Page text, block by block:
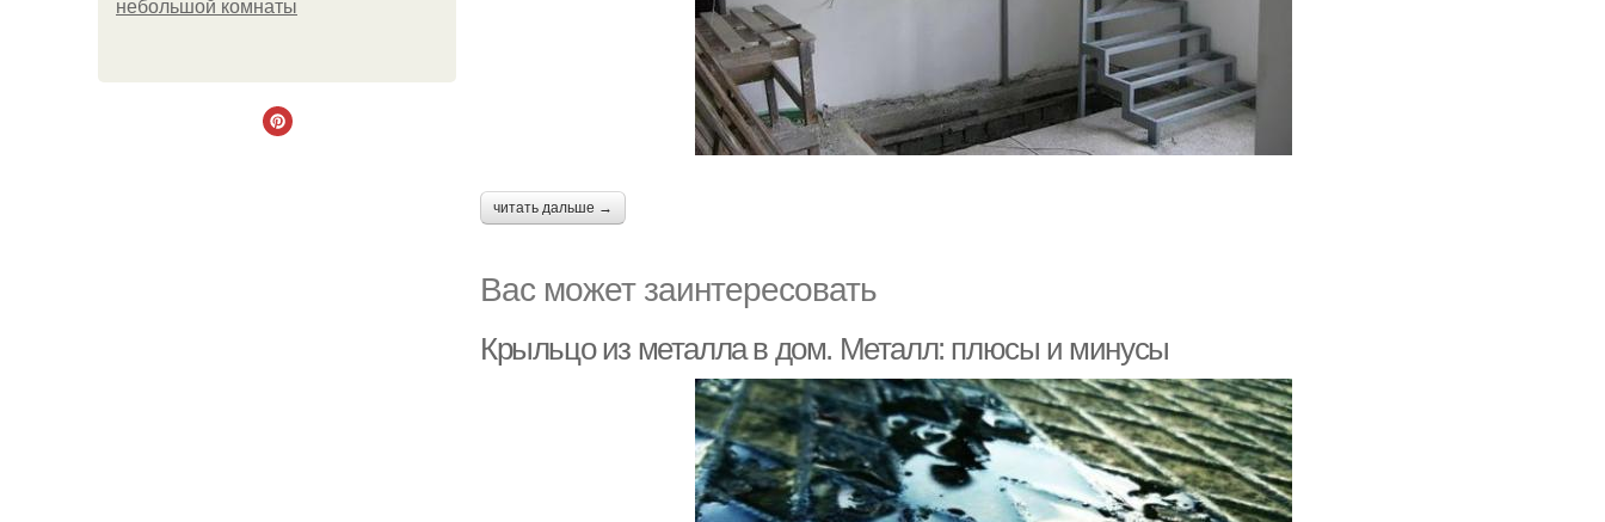
небольшой комнаты
читать дальше →
Вас может заинтересовать
Крыльцо из металла в дом. Металл: плюсы и минусы